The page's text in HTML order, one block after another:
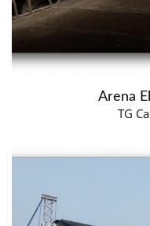
Arena
TG